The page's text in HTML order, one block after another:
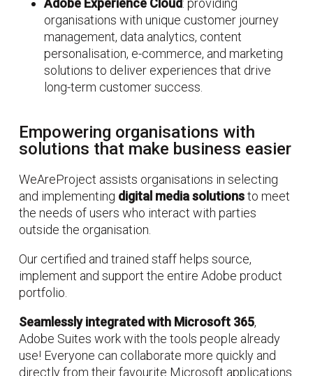
Adobe Experience Cloud: providing
organisations with unique customer journey
management, data analytics, content
personalisation, e-commerce, and marketing
solutions to deliver experiences that drive
long-term customer success.
Empowering organisations with
solutions that make business easier
WeAreProject assists organisations in selecting
and implementing digital media solutionsto meet
the needs of users who interact with parties
outside the organisation.
Our certified and trained staff helps source,
implement and support the entire Adobe product
portfolio.
Seamlessly integrated with Microsoft 365,
Adobe Suites work with the tools people already
use! Everyone can collaborate more quickly and
directly from their favourite Microsoft applications.